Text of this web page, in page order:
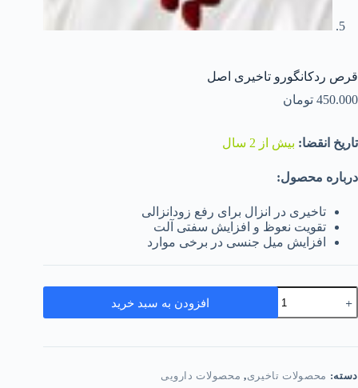
قرص ردکانگورو تاخیری اصل
450.000 تومان
تاریخ انقضا: بیش از 2 سال
درباره محصول:
تاخیری در انزال برای رفع زودانزالی
تقویت نعوظ و افزایش سفتی آلت
افزایش میل جنسی در برخی موارد
قرص
ردکانگورو
تاخیری
عدد
افزودن به سبد خرید
دسته: محصولات تاخیری, محصولات دارویی